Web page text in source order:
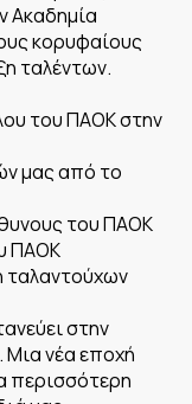
Ακαδημία
κορυφαίους
ταλέντων.
του ΠΑΟΚ στην
μας από το
του ΠΑΟΚ
ΠΑΟΚ
ταλαντούχων
στην
νέα εποχή
περισσότερη